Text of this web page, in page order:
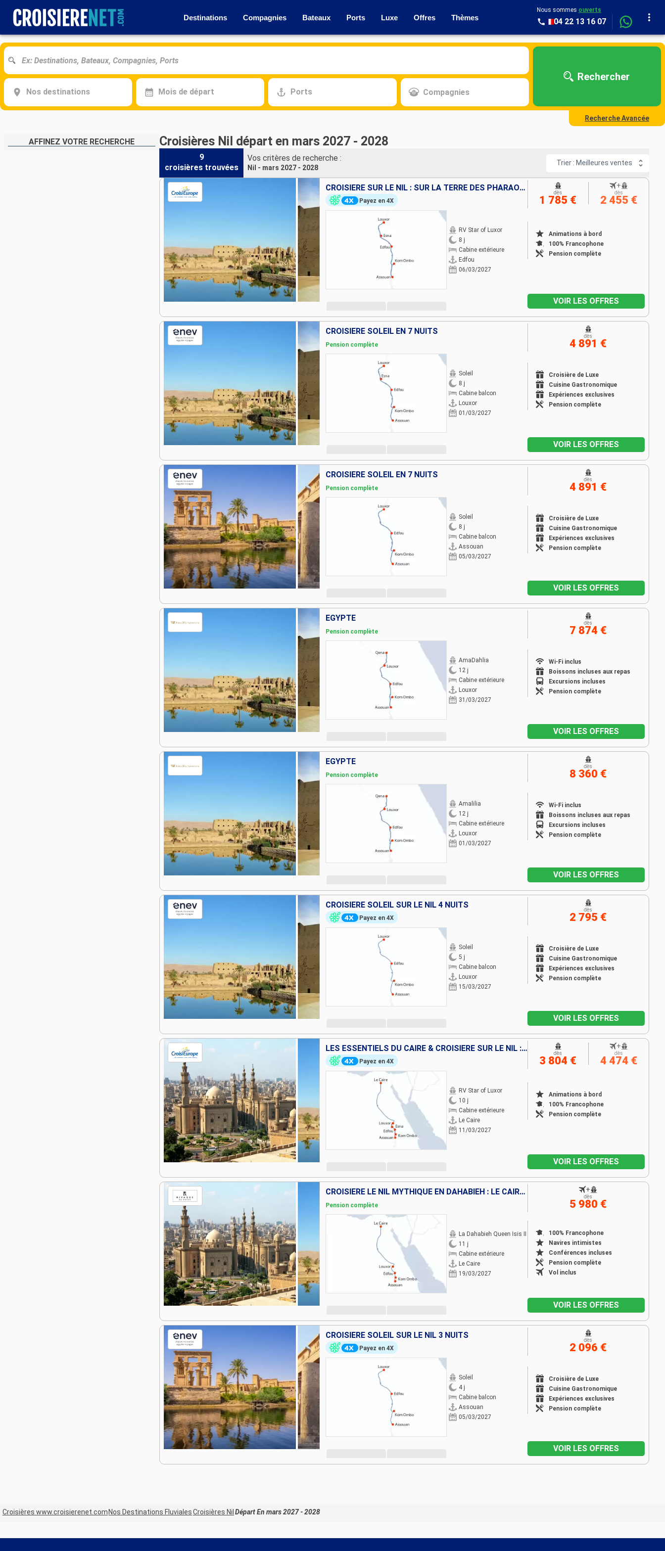
Destinations Compagnies Bateaux Ports Luxe Offres Thèmes
Nous sommes ouverts
04 22 13 16 07
Nos destinations Mois de départ Ports Compagnies
Rechercher
Recherche Avancée
AFFINEZ VOTRE RECHERCHE Croisières Nil départ en mars 2027 - 2028
9
croisières trouvées
Vos critères de recherche :
Nil - mars 2027 - 2028
Trier : Meilleures ventes
CROISIÈRE SUR LE NIL : SUR LA TERRE DES PHARAONS
Payez en 4X
RV Star of Luxor
8 j
Cabine extérieure
Edfou
06/03/2027
Animations à bord
100% Francophone
Pension complète
dès
1 785 €
+
dès
2 455 €
VOIR LES OFFRES
CROISIÈRE SOLEIL EN 7 NUITS
Pension complète
Soleil
8 j
Cabine balcon
Louxor
01/03/2027
Croisière de Luxe
Cuisine Gastronomique
Expériences exclusives
Pension complète
dès
4 891 €
VOIR LES OFFRES
CROISIÈRE SOLEIL EN 7 NUITS
Pension complète
Soleil
8 j
Cabine balcon
Assouan
05/03/2027
Croisière de Luxe
Cuisine Gastronomique
Expériences exclusives
Pension complète
dès
4 891 €
VOIR LES OFFRES
EGYPTE
Pension complète
AmaDahlia
12 j
Cabine extérieure
Louxor
31/03/2027
Wi-Fi inclus
Boissons incluses aux repas
Excursions incluses
Pension complète
dès
7 874 €
VOIR LES OFFRES
EGYPTE
Pension complète
Amalilia
12 j
Cabine extérieure
Louxor
01/03/2027
Wi-Fi inclus
Boissons incluses aux repas
Excursions incluses
Pension complète
dès
8 360 €
VOIR LES OFFRES
CROISIÈRE SOLEIL SUR LE NIL 4 NUITS
Payez en 4X
Soleil
5 j
Cabine balcon
Louxor
15/03/2027
Croisière de Luxe
Cuisine Gastronomique
Expériences exclusives
Pension complète
dès
2 795 €
VOIR LES OFFRES
LES ESSENTIELS DU CAIRE & CROISIÈRE SUR LE NIL : SUR LA TERRE DES PHARAONS
Payez en 4X
RV Star of Luxor
10 j
Cabine extérieure
Le Caire
11/03/2027
Animations à bord
100% Francophone
Pension complète
dès
3 804 €
+
dès
4 474 €
VOIR LES OFFRES
CROISIÈRE LE NIL MYTHIQUE EN DAHABIEH : LE CAIRE, LOUXOR, ASSOUAN
Pension complète
La Dahabieh Queen Isis II
11 j
Cabine extérieure
Le Caire
19/03/2027
100% Francophone
Navires intimistes
Conférences incluses
Pension complète
Vol inclus
+
dès
5 980 €
VOIR LES OFFRES
CROISIÈRE SOLEIL SUR LE NIL 3 NUITS
Payez en 4X
Soleil
4 j
Cabine balcon
Assouan
05/03/2027
Croisière de Luxe
Cuisine Gastronomique
Expériences exclusives
Pension complète
dès
2 096 €
VOIR LES OFFRES
Croisières www.croisierenet.com Nos Destinations FluvialesCroisières Nil Départ En mars 2027 - 2028